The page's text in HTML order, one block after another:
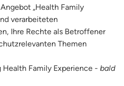
„Health Family
verarbeiteten
Ihre Rechte als Betroffener
Themen
Family Experience - bald